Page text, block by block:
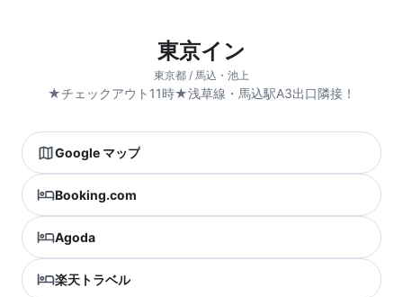
東京イン
東京都 / 馬込・池上
★チェックアウト11時★浅草線・馬込駅A3出口隣接！
Google マップ
Booking.com
Agoda
楽天トラベル